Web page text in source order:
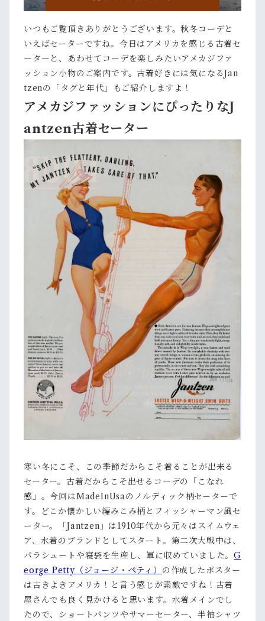
いつもご覧頂きありがとうございます。秋冬コーデと
いえばセーターですね。今日はアメリカを感じる古着セ
ーターと、あわせてコーデを楽しみたいアメカジファ
ッション小物のご案内です。古着好きには気になるJan
tzenの「タグと年代」もご紹介しますよ！
アメカジファッションにぴったりなJ
antzen古着セーター
寒い冬にこそ、この季節だからこそ着ることが出来る
セーター。古着だからこそ出せるコーデの「こなれ
感」。今回はMadeInUsaのノルディック柄セーターで
す。どこか懐かしい編みこみ柄とフィッシャーマン風セ
ーター。「Jantzen」は1910年代から元々はスイムウェ
ア、水着のブランドとしてスタート。第二次大戦中は、
パラシュートや寝袋を生産し、軍に収めていました。G
eorge Petty（ジョージ・ペティ） の作成したポスター
は古きよきアメリカ！と言う感じが素敵ですね！古着
屋さんでも良く見かけると思います。水着メインでし
たので、ショートパンツやサマーセーター、半袖シャツ